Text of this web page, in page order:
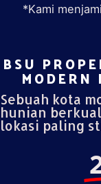
*Kami
BSU
Sebuah kota
hunian
lokasi paling